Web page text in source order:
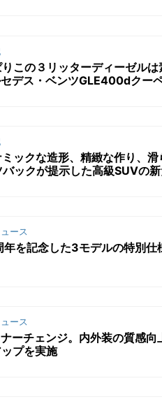
りこの３リッターディーゼル
デス・ベンツGLE400dクー
ックな造形、精緻な作り、滑
ックが提示した高級SUVの
ース
年を記念した3モデルの特別
ース
ナーチェンジ。内外装の質感
プを実施